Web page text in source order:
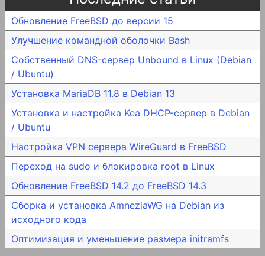
Обновление FreeBSD до версии 15
Улучшение командной оболочки Bash
Собственный DNS-сервер Unbound в Linux (Debian
/ Ubuntu)
Установка MariaDB 11.8 в Debian 13
Установка и настройка Kea DHCP-сервер в Debian
/ Ubuntu
Настройка VPN сервера WireGuard в FreeBSD
Переход на sudo и блокировка root в Linux
Обновление FreeBSD 14.2 до FreeBSD 14.3
Сборка и установка AmneziaWG на Debian из
исходного кода
Оптимизация и уменьшение размера initramfs